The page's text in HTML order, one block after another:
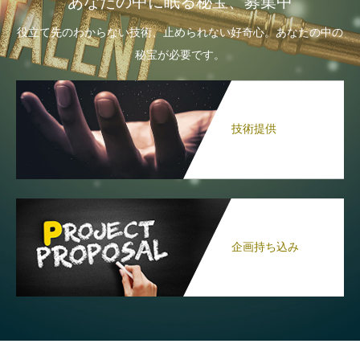
役立て先のわからない技術、止められない好奇心。あなたの中の
秘宝が必要です。
技術提供
企画持ち込み